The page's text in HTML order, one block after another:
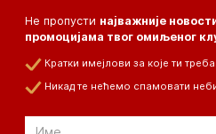
Не пропусти најважније
промоцијама твог омиљеног
Кратки имејлови за које ти
Никад те нећемо спамовати
Email